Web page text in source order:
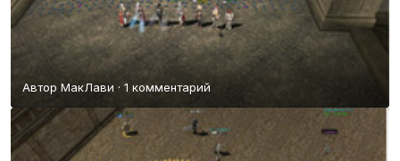
Автор МакЛави · 1 комментарий